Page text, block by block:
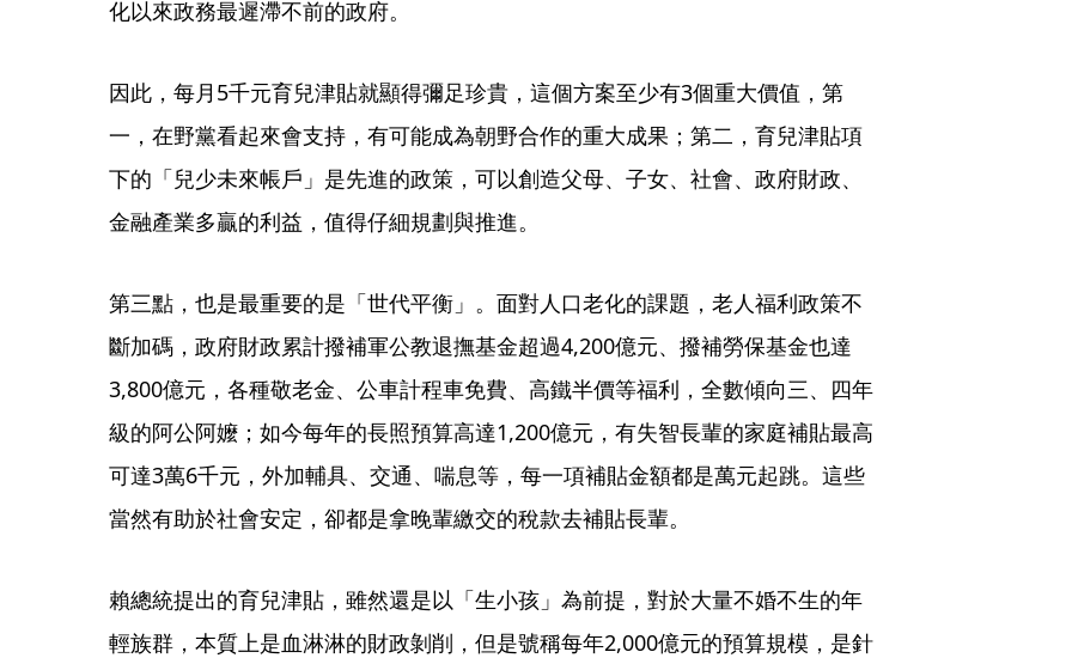
化以來政務最遲滯不前的政府。
因此，每月5千元育兒津貼就顯得彌足珍貴，這個方案至少有3個重大價值，第
一，在野黨看起來會支持，有可能成為朝野合作的重大成果；第二，育兒津貼項
下的「兒少未來帳戶」是先進的政策，可以創造父母、子女、社會、政府財政、
金融產業多贏的利益，值得仔細規劃與推進。
第三點，也是最重要的是「世代平衡」。面對人口老化的課題，老人福利政策不
斷加碼，政府財政累計撥補軍公教退撫基金超過4,200億元、撥補勞保基金也達
3,800億元，各種敬老金、公車計程車免費、高鐵半價等福利，全數傾向三、四年
級的阿公阿嬤；如今每年的長照預算高達1,200億元，有失智長輩的家庭補貼最高
可達3萬6千元，外加輔具、交通、喘息等，每一項補貼金額都是萬元起跳。這些
當然有助於社會安定，卻都是拿晚輩繳交的稅款去補貼長輩。
賴總統提出的育兒津貼，雖然還是以「生小孩」為前提，對於大量不婚不生的年
輕族群，本質上是血淋淋的財政剝削，但是號稱每年2,000億元的預算規模，是針